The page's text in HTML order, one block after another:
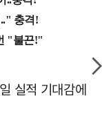
실적 기대감에